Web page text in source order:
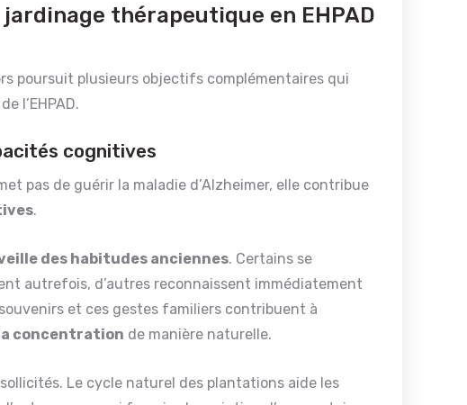
thérapeutique en EHPAD
poursuit plusieurs objectifs complémentaires qui
l’EHPAD.
cognitives
pas de guérir la maladie d’Alzheimer, elle contribue
.
des habitudes anciennes. Certains se
autrefois, d’autres reconnaissent immédiatement
et ces gestes familiers contribuent à
concentration de manière naturelle.
Le cycle naturel des plantations aide les